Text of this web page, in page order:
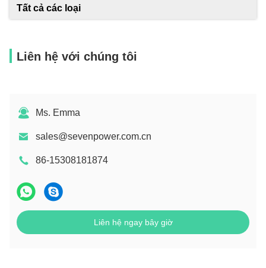
Tất cả các loại
Liên hệ với chúng tôi
Ms. Emma
sales@sevenpower.com.cn
86-15308181874
Liên hệ ngay bây giờ